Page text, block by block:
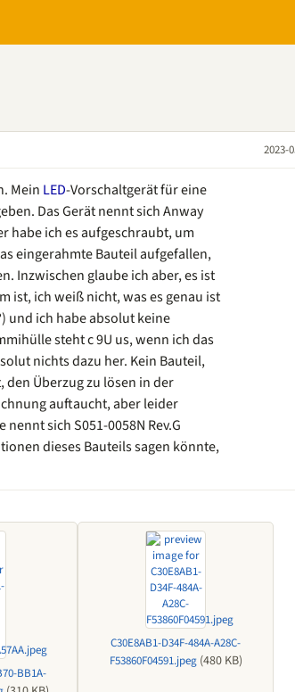
2023-
Mein LED-Vorschaltgerät für eine
Das Gerät nennt sich Anway
habe ich es aufgeschraubt, um
eingerahmte Bauteil aufgefallen,
Inzwischen glaube ich aber, es ist
ist, ich weiß nicht, was es genau ist
und ich habe absolut keine
steht c 9U us, wenn ich das
nichts dazu her. Kein Bauteil,
Überzug zu lösen in der
auftaucht, aber leider
sich S051-0058N Rev.G
dieses Bauteils sagen könnte,
BB1A-
C30E8AB1-D34F-484A-A28C-
F53860F04591.jpeg(480 KB)